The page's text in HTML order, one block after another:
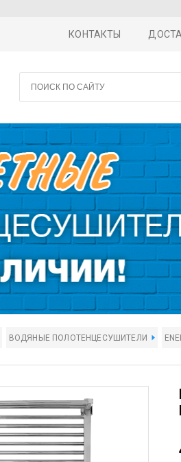
КОНТАКТЫ
ВОДЯНЫЕ ПОЛОТЕНЦЕСУШИТЕЛИ